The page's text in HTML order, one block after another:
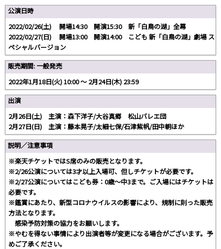
公演日時
2022/02/26(土) 開場14:30 開演15:30 新「白鳥の湖」全幕
2022/02/27(日) 開場13:00 開演14:00 こども 新「白鳥の湖」劇場 ス
ペシャルバージョン
販売期間: 一般発売
2022年1月18日(火) 10:00 〜 2月24日(木) 23:59
出演
2月26日(土) 主演：森下洋子/大谷真郷 松山バレエ団
2月27日(日) 主演：藤本晃子/太細七保/石津紫帆/田中朝ほか
説明／注意事項
※楽天チケットではS席のみの販売となります。
※2/26公演については3才以上入場可、但しチケットが必要です。
※2/27公演についてはこども券：0歳～中3まで。ご入場にはチケットは
必要です。
※鑑賞にあたり、新型コロナウイルスの影響により、規制に則った販売
方法となります。
感染予防対策の協力をお願いします。
※やむを得ない事情により出演者等が変更になる場合がございます。予
めご了承ください。